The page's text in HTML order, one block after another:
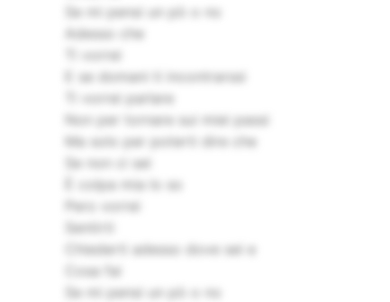
Se mi pensi un pò o no
Adesso che
Ti vorrei
E se domani ti incontrarssi
Ti vorrei parlare
Non per tornare sui miei passi
Ma solo per poterti dire che
Se non ci sei
È colpa mia lo so
Pero vorrei
Sentirti
Chiederti adesso dove sei e
Cosa fai
Se mi pensi un pò o no